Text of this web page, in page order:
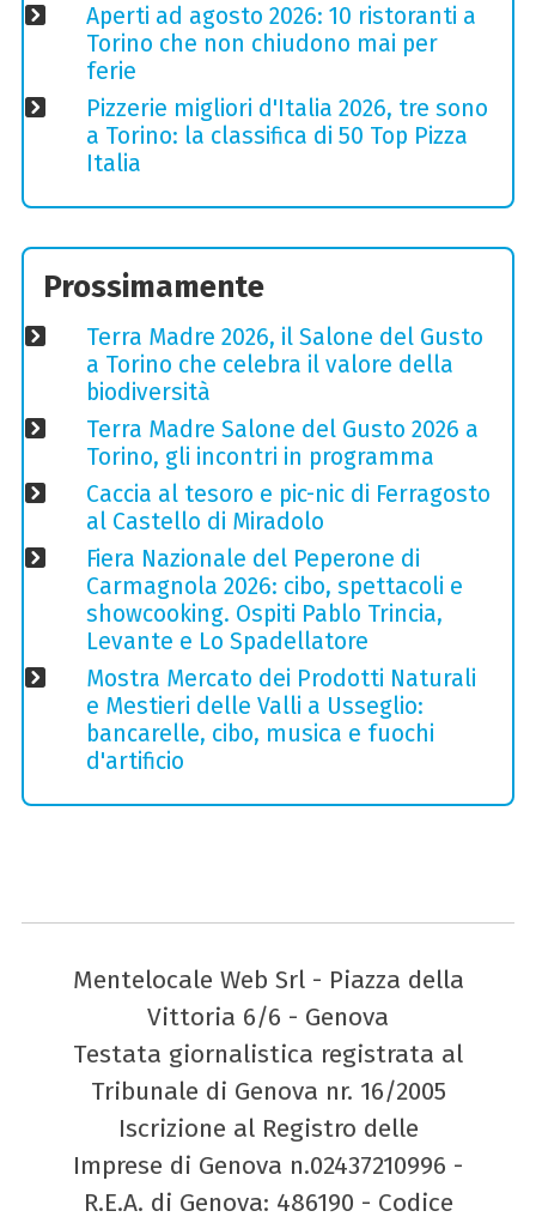
Aperti ad agosto 2026: 10 ristoranti a
Torino che non chiudono mai per
ferie
Pizzerie migliori d'Italia 2026, tre sono
a Torino: la classifica di 50 Top Pizza
Italia
Prossimamente
Terra Madre 2026, il Salone del Gusto
a Torino che celebra il valore della
biodiversità
Terra Madre Salone del Gusto 2026 a
Torino, gli incontri in programma
Caccia al tesoro e pic-nic di Ferragosto
al Castello di Miradolo
Fiera Nazionale del Peperone di
Carmagnola 2026: cibo, spettacoli e
showcooking. Ospiti Pablo Trincia,
Levante e Lo Spadellatore
Mostra Mercato dei Prodotti Naturali
e Mestieri delle Valli a Usseglio:
bancarelle, cibo, musica e fuochi
d'artificio
Mentelocale Web Srl - Piazza della
Vittoria 6/6 - Genova
Testata giornalistica registrata al
Tribunale di Genova nr. 16/2005
Iscrizione al Registro delle
Imprese di Genova n.02437210996 -
R.E.A. di Genova: 486190 - Codice